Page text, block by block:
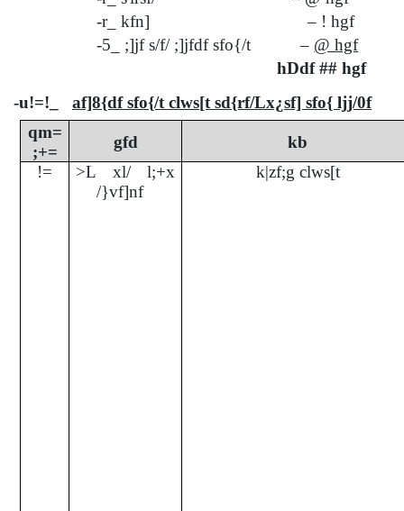
-r_ kfn] – ! hgf
-5_ ;]jf s/f/ ;]jfdf sfo{/t – @ hgf
hDdf ## hgf
-u!=!_ af]8{df sfo{/t clws[t sd{rf/Lx¿sf] sfo{ ljj/0f
qm=
;+=
gfd
kb
!=
>L xl/ l;+x
/}vf]nf
k|zf;g clws[t